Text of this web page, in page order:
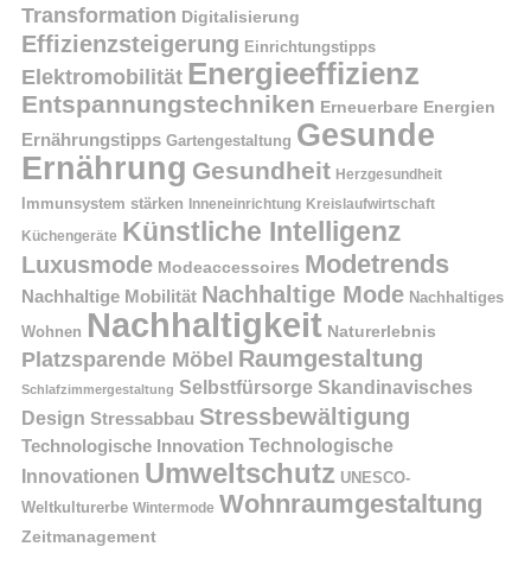
Transformation Digitalisierung
Effizienzsteigerung Einrichtungstipps
Elektromobilität Energieeffizienz
Entspannungstechniken Erneuerbare Energien
Ernährungstipps Gartengestaltung Gesunde
Ernährung Gesundheit Herzgesundheit
Immunsystem stärken Inneneinrichtung Kreislaufwirtschaft
Küchengeräte Künstliche Intelligenz
Luxusmode Modeaccessoires Modetrends
Nachhaltige Mobilität Nachhaltige Mode Nachhaltiges
Wohnen Nachhaltigkeit Naturerlebnis
Platzsparende Möbel Raumgestaltung
Schlafzimmergestaltung Selbstfürsorge Skandinavisches
Design Stressabbau Stressbewältigung
Technologische Innovation Technologische
Innovationen Umweltschutz UNESCO-
Weltkulturerbe Wintermode Wohnraumgestaltung
Zeitmanagement